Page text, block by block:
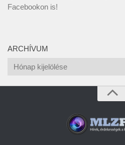
Facebookon is!
ARCHÍVUM
Archívum